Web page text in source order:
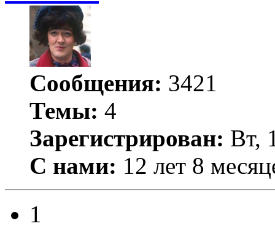
Сообщения: 3421
Темы: 4
Зарегистрирован: Вт,
С нами: 12 лет 8
1